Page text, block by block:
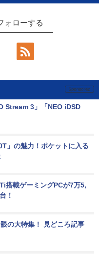
ォローする
Stream 3」「NEO iDSD
」の魅力！ポケットに入る
搭載ゲーミングPCが7万5,
！
の大特集！ 見どころ記事